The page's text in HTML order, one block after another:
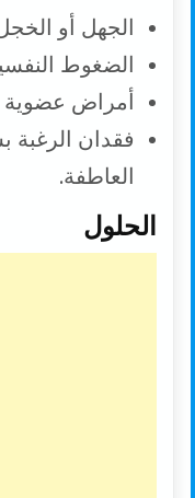
الجهل أو
الضغوط
أمراض عضوية
فقدان الرغبة
العاطفة.
الحلول